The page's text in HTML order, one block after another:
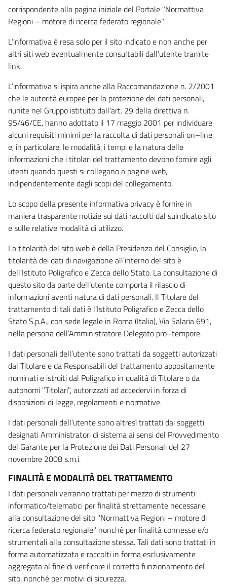
corrispondente alla pagina iniziale del Portale "Normattiva
Regioni – motore di ricerca federato regionale"
L’informativa è resa solo per il sito indicato e non anche per
altri siti web eventualmente consultabili dall’utente tramite
link.
L’informativa si ispira anche alla Raccomandazione n. 2/2001
che le autorità europee per la protezione dei dati personali,
riunite nel Gruppo istituito dall’art. 29 della direttiva n.
95/46/CE, hanno adottato il 17 maggio 2001 per individuare
alcuni requisiti minimi per la raccolta di dati personali on–line
e, in particolare, le modalità, i tempi e la natura delle
informazioni che i titolari del trattamento devono fornire agli
utenti quando questi si collegano a pagine web,
indipendentemente dagli scopi del collegamento.
Lo scopo della presente informativa privacy è fornire in
maniera trasparente notizie sui dati raccolti dal suindicato sito
e sulle relative modalità di utilizzo.
La titolarità del sito web è della Presidenza del Consiglio, la
titolarità dei dati di navigazione all’interno del sito è
dell’Istituto Poligrafico e Zecca dello Stato. La consultazione di
questo sito da parte dell’utente comporta il rilascio di
informazioni aventi natura di dati personali. Il Titolare del
trattamento di tali dati è l’Istituto Poligrafico e Zecca dello
Stato S.p.A., con sede legale in Roma (Italia), Via Salaria 691,
nella persona dell’Amministratore Delegato pro–tempore.
I dati personali dell’utente sono trattati da soggetti autorizzati
dal Titolare e da Responsabili del trattamento appositamente
nominati e istruiti dal Poligrafico in qualità di Titolare o da
autonomi "Titolari", autorizzati ad accedervi in forza di
disposizioni di legge, regolamenti e normative.
I dati personali dell’utente sono altresì trattati dai soggetti
designati Amministratori di sistema ai sensi del Provvedimento
del Garante per la Protezione dei Dati Personali del 27
novembre 2008 s.m.i.
FINALITÀ E MODALITÀ DEL TRATTAMENTO
I dati personali verranno trattati per mezzo di strumenti
informatico/telematici per finalità strettamente necessarie
alla consultazione del sito "Normattiva Regioni – motore di
ricerca federato regionale" nonché per finalità connesse e/o
strumentali alla consultazione stessa. Tali dati sono trattati in
forma automatizzata e raccolti in forma esclusivamente
aggregata al fine di verificare il corretto funzionamento del
sito, nonché per motivi di sicurezza.